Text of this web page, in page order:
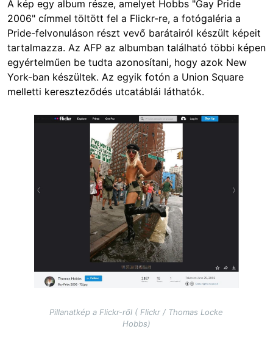
A kép egy album része, amelyet Hobbs "Gay Pride
2006" címmel töltött fel a Flickr-re, a fotógaléria a
Pride-felvonuláson részt vevő barátairól készült képeit
tartalmazza. Az AFP az albumban található többi képen
egyértelműen be tudta azonosítani, hogy azok New
York-ban készültek. Az egyik fotón a Union Square
melletti kereszteződés utcatáblái láthatók.
Pillanatkép a Flickr-ről ( Flickr / Thomas Locke
Hobbs)